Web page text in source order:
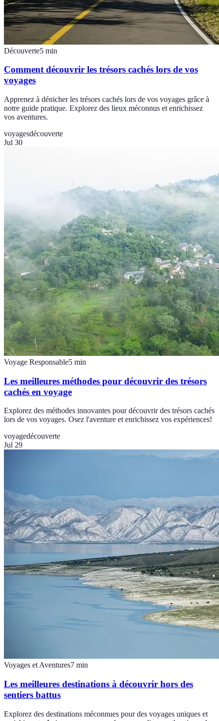
Découverte5 min
Comment découvrir les trésors cachés lors de vos
voyages
Apprenez à dénicher les trésors cachés lors de vos voyages grâce à
notre guide pratique. Explorez des lieux méconnus et enrichissez
vos aventures.
voyagesdécouverte
Jul 30
Voyage Responsable5 min
Les meilleures méthodes pour découvrir des trésors
cachés en voyage
Explorez des méthodes innovantes pour découvrir des trésors cachés
lors de vos voyages. Osez l'aventure et enrichissez vos expériences!
voyagedécouverte
Jul 29
Voyages et Aventures7 min
Les meilleures destinations à découvrir hors des
sentiers battus
Explorez des destinations méconnues pour des voyages uniques et